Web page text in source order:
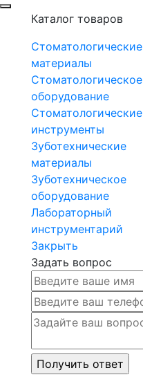
Каталог товаров
Стоматологические
материалы
Стоматологическое
оборудование
Стоматологические
инструменты
Зуботехнические
материалы
Зуботехническое
оборудование
Лабораторный
инструментарий
Закрыть
Задать вопрос